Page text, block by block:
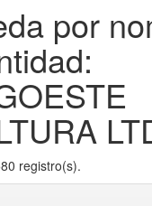
por
registro(s).